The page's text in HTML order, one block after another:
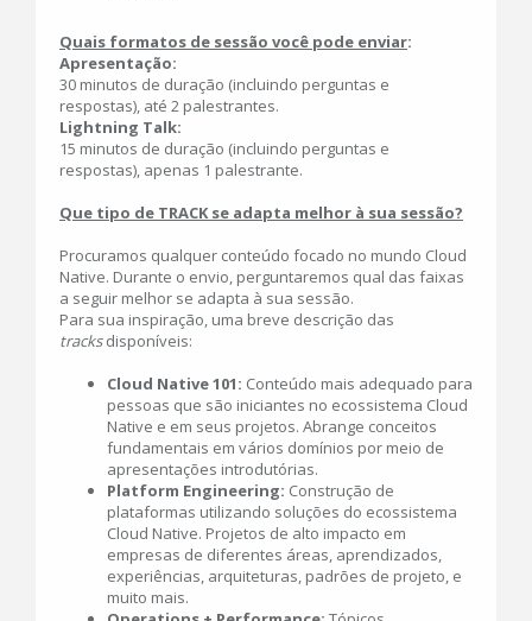
Quais formatos de sessão você pode enviar:
Apresentação:
30 minutos de duração (incluindo perguntas e
respostas), até 2 palestrantes.
Lightning Talk:
15 minutos de duração (incluindo perguntas e
respostas), apenas 1 palestrante.
Que tipo de TRACK se adapta melhor à sua sessão?
Procuramos qualquer conteúdo focado no mundo Cloud
Native. Durante o envio, perguntaremos qual das faixas
a seguir melhor se adapta à sua sessão.
Para sua inspiração, uma breve descrição das
tracksdisponíveis:
Cloud Native 101: Conteúdo mais adequado para
pessoas que são iniciantes no ecossistema Cloud
Native e em seus projetos. Abrange conceitos
fundamentais em vários domínios por meio de
apresentações introdutórias.
Platform Engineering: Construção de
plataformas utilizando soluções do ecossistema
Cloud Native. Projetos de alto impacto em
empresas de diferentes áreas, aprendizados,
experiências, arquiteturas, padrões de projeto, e
muito mais.